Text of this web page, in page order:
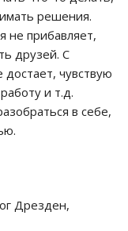
решения.
не прибавляет,
друзей. С
чувствую
и т.д.
в себе,
Дрезден,